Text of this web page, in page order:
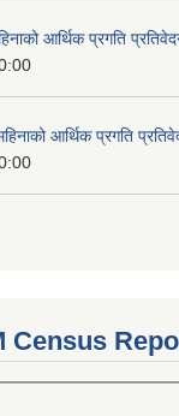
आर्थिक प्रगति
आर्थिक प्रगति
Census